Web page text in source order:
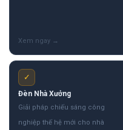
✓
Đèn Nhà Xưởng
Giải pháp chiếu sáng công
nghiệp thế hệ mới cho nhà